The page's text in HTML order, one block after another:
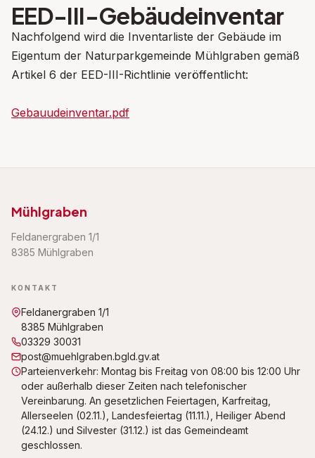
EED-III-Gebäudeinventar
Nachfolgend wird die Inventarliste der Gebäude im
Eigentum der Naturparkgemeinde Mühlgraben gemäß
Artikel 6 der EED-III-Richtlinie veröffentlicht:
Gebauudeinventar.pdf
Mühlgraben
Feldanergraben 1/1
8385 Mühlgraben
KONTAKT
Feldanergraben 1/1
8385 Mühlgraben
03329 30031
post@muehlgraben.bgld.gv.at
Parteienverkehr: Montag bis Freitag von 08:00 bis 12:00 Uhr
oder außerhalb dieser Zeiten nach telefonischer
Vereinbarung. An gesetzlichen Feiertagen, Karfreitag,
Allerseelen (02.11.), Landesfeiertag (11.11.), Heiliger Abend
(24.12.) und Silvester (31.12.) ist das Gemeindeamt
geschlossen.